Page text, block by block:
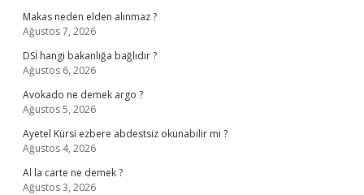
Makas neden elden alınmaz ?
Ağustos 7, 2026
DSİ hangi bakanlığa bağlıdır ?
Ağustos 6, 2026
Avokado ne demek argo ?
Ağustos 5, 2026
Ayetel Kürsi ezbere abdestsiz okunabilir mi ?
Ağustos 4, 2026
Al la carte ne demek ?
Ağustos 3, 2026